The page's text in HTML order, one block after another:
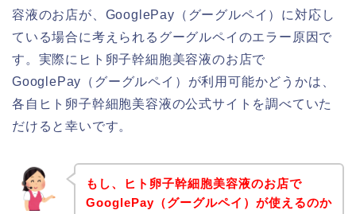
容液のお店が、GooglePay（グーグルペイ）に対応し
ている場合に考えられるグーグルペイのエラー原因で
す。実際にヒト卵子幹細胞美容液のお店で
GooglePay（グーグルペイ）が利用可能かどうかは、
各自ヒト卵子幹細胞美容液の公式サイトを調べていた
だけると幸いです。
もし、ヒト卵子幹細胞美容液のお店で
GooglePay（グーグルペイ）が使えるのか